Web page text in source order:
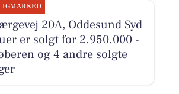
20A, Oddesund Syd
er solgt for 2.950.000 -
og 4 andre solgte